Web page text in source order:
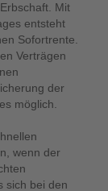
Mit
entsteht
Sofortrente.
Verträgen
der
möglich.
wenn der
sich bei den